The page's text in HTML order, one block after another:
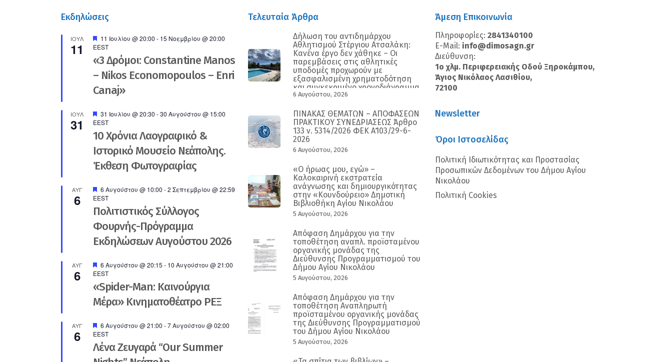
Εκδηλώσεις
ΙΟΎΛ
11
Προτεινόμενο
11 Ιουλίου @ 20:00 - 15 Νοεμβρίου @ 20:00
EEST
«3 Δρόμοι: Constantine Manos
– Nikos Economopoulos – Enri
Canaj»
ΙΟΎΛ
31
Προτεινόμενο
31 Ιουλίου @ 20:30 -30 Αυγούστου @ 15:00
EEST
10 Χρόνια Λαογραφικό &
Ιστορικό Μουσείο Νεάπολης.
Έκθεση Φωτογραφίας
ΑΥΓ
6
Προτεινόμενο
6 Αυγούστου @ 10:00 -2 Σεπτεμβρίου @ 22:59
EEST
Πολιτιστικός Σύλλογος
Φουρνής-Πρόγραμμα
Εκδηλώσεων Αυγούστου 2026
ΑΥΓ
6
Προτεινόμενο
6 Αυγούστου @ 20:15 - 10 Αυγούστου @ 21:00
EEST
«Spider-Man: Καινούργια
Μέρα» Κινηματοθέατρο ΡΕΞ
ΑΥΓ
6
Προτεινόμενο
6 Αυγούστου @ 21:00 -7 Αυγούστου @ 02:00
EEST
Λένα Ζευγαρά “Our Summer
Τελευταία Άρθρα
Δήλωση του αντιδημάρχου
Αθλητισμού Στέργιου Ατσαλάκη:
Κανένα έργο δεν χάθηκε – Οι
παρεμβάσεις στις αθλητικές
υποδομές προχωρούν με
εξασφαλισμένη χρηματοδότηση
και συγκεκριμένο χρονοδιάγραμμα
6 Αυγούστου, 2026
ΠΙΝΑΚΑΣ ΘΕΜΑΤΩΝ – ΑΠΟΦΑΣΕΩΝ
ΠΡΑΚΤΙΚΟΥ ΣΥΝΕΔΡΙΑΣΕΩΣ Άρθρο
133 ν. 5314/2026 ΦΕΚ Α΄103/29-6-
2026
6 Αυγούστου, 2026
«Ο ήρωας μου, εγώ» –
Καλοκαιρινή εκστρατεία
ανάγνωσης και δημιουργικότητας
στην «Κουνδούρειο» Δημοτική
Βιβλιοθήκη Αγίου Νικολάου
5 Αυγούστου, 2026
Απόφαση Δημάρχου για την
τοποθέτηση αναπλ. προϊσταμένου
οργανικής μονάδας της
Διεύθυνσης Προγραμματισμού του
Δήμου Αγίου Νικολάου
5 Αυγούστου, 2026
Απόφαση Δημάρχου για την
τοποθέτηση Αναπληρωτή
προϊσταμένου οργανικής μονάδας
της Διεύθυνσης Προγραμματισμού
του Δήμου Αγίου Νικολάου
5 Αυγούστου, 2026
Άμεση Επικοινωνία
Πληροφορίες: 2841340100
E-Mail: info@dimosagn.gr
Διεύθυνση:
1ο χλμ. Περιφερειακής Οδού Ξηροκάμπου,
Άγιος Νικόλαος Λασιθίου,
72100
Newsletter
Όροι Ιστοσελίδας
Πολιτική Ιδιωτικότητας και Προστασίας
Προσωπικών Δεδομένων του Δήμου Αγίου
Νικολάου
Πολιτική Cookies